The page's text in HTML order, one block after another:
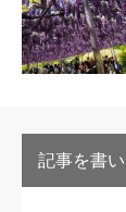
記事を書